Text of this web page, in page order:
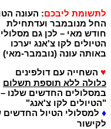
לתשומת ליבכם: העונה
החל מנובמבר ועדתחילת
חודש מאי – לכן גם מסלולי
הטיולים לקו צ'אנג יערכו
באותה עונה (נובמבר-מאי)
♥ השחייה עם דולפינים
כלולה ללא תוספת תשלום
במסלולים החדשים שלנו –
"הטיולים לקו צ'אנג" ​
♦ למסלולי הטיול החדשים
לקישור